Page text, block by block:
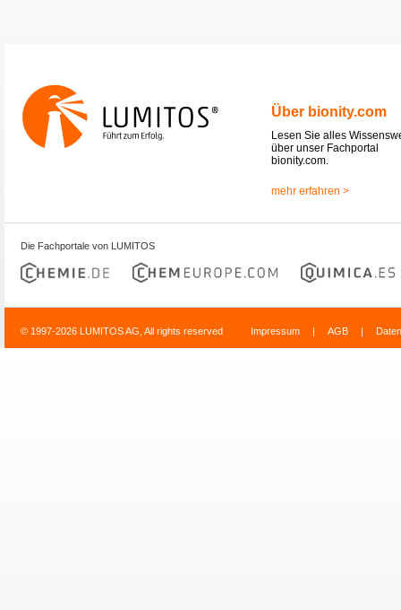
Über bionity.com
Lesen Sie alles
über unser Fachportal
bionity.com.
mehr erfahren >
Die Fachportale von LUMITOS
© 1997-2026 LUMITOS AG, All rights reserved Impressum | AGB |